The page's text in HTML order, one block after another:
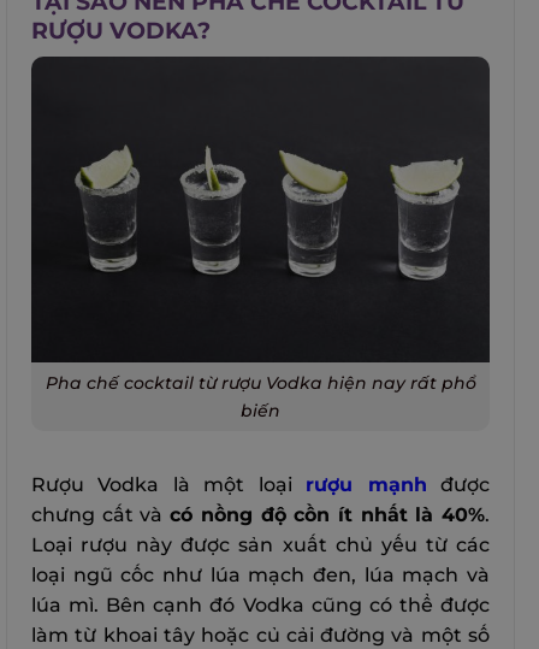
RƯỢU VODKA?
Pha chế cocktail từ rượu Vodka hiện nay rất phổ
biến
Rượu Vodka là một loại rượu mạnh được
chưng cất vàcó nồng độ cồn ít nhất là 40%.
Loại rượu này được sản xuất chủ yếu từ các
loại ngũ cốc như lúa mạch đen, lúa mạch và
lúa mì. Bên cạnh đó Vodka cũng có thể được
làm từ khoai tây hoặc củ cải đường và một số